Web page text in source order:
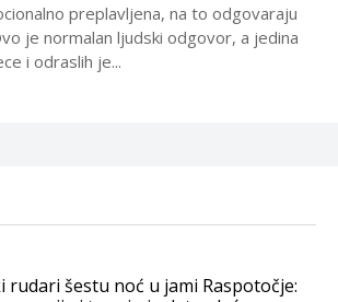
preplavljena, na to odgovaraju
je normalan ljudski odgovor, a jedina
i odraslih je...
rudari šestu noć u jami Raspotočje: